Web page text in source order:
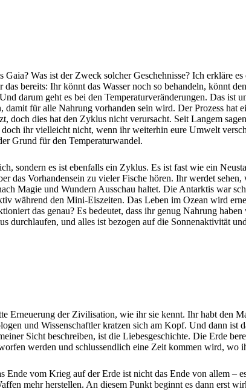
Gaia? Was ist der Zweck solcher Geschehnisse? Ich erkläre
bereits: Ihr könnt das Wasser noch so behandeln, könnt
darum geht es bei den Temperaturveränderungen. Das ist
für alle Nahrung vorhanden sein wird. Der Prozess
doch dies hat den Zyklus nicht verursacht. Seit Langem
ihr vielleicht nicht, wenn ihr weiterhin eure Umwelt
Grund für den Temperaturwandel.
sondern es ist ebenfalls ein Zyklus. Es ist fast wie ein
das Vorhandensein zu vieler Fische hören. Ihr werdet
Magie und Wundern Ausschau haltet. Die Antarktis war
während den Mini-Eiszeiten. Das Leben im Ozean wird
das genau? Es bedeutet, dass ihr genug Nahrung
durchlaufen, und alles ist bezogen auf die Sonnenaktivität
Erneuerung der Zivilisation, wie ihr sie kennt. Ihr habt den
und Wissenschaftler kratzen sich am Kopf. Und dann ist
Sicht beschreiben, ist die Liebesgeschichte. Die Erde
werden und schlussendlich eine Zeit kommen wird, wo
Ende vom Krieg auf der Erde ist nicht das Ende von allem
mehr herstellen. An diesem Punkt beginnt es dann erst